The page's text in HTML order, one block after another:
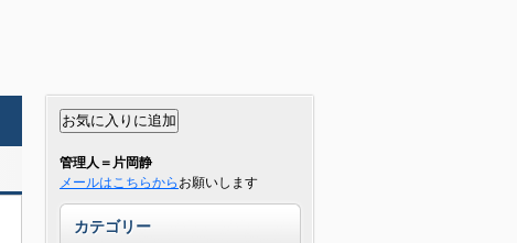
管理人＝片岡静
メールはこちらから お願いします
カテゴリー